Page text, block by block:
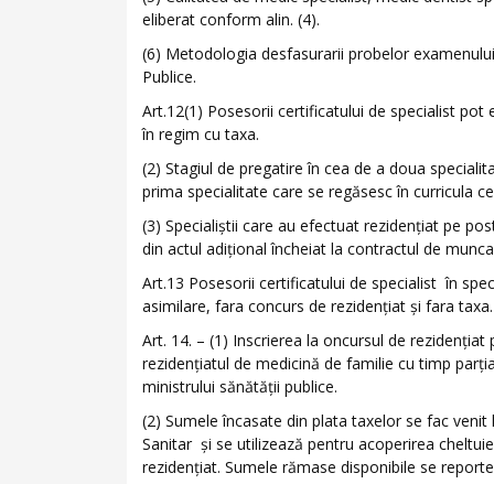
eliberat conform alin. (4).
(6) Metodologia desfasurarii probelor
Publice.
Art.12(1) Posesorii certificatului de specialist
în regim cu taxa.
(2) Stagiul de pregatire în cea de a doua
prima specialitate care se regăsesc în curricula
(3) Specialiştii care au efectuat rezidenţiat pe
din actul adiţional încheiat la contractul de
Art.13 Posesorii certificatului de specialist în
asimilare, fara concurs de rezidenţiat şi fara taxa.
Art. 14. – (1) Inscrierea la oncursul de
rezidenţiatul de medicină de familie cu timp
ministrului sănătăţii publice.
(2) Sumele încasate din plata taxelor se fac
Sanitar şi se utilizează pentru acoperirea
rezidenţiat. Sumele rămase disponibile se